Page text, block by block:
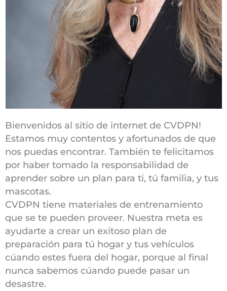
Bienvenidos al sitio de internet de CVDPN!
Estamos muy contentos y afortunados de que
nos puedas encontrar. También te felicitamos
por haber tomado la responsabilidad de
aprender sobre un plan para ti, tú familia, y tus
mascotas.
CVDPN tiene materiales de entrenamiento
que se te pueden proveer. Nuestra meta es
ayudarte a crear un exitoso plan de
preparación para tú hogar y tus vehículos
cúando estes fuera del hogar, porque al final
nunca sabemos cúando puede pasar un
desastre.